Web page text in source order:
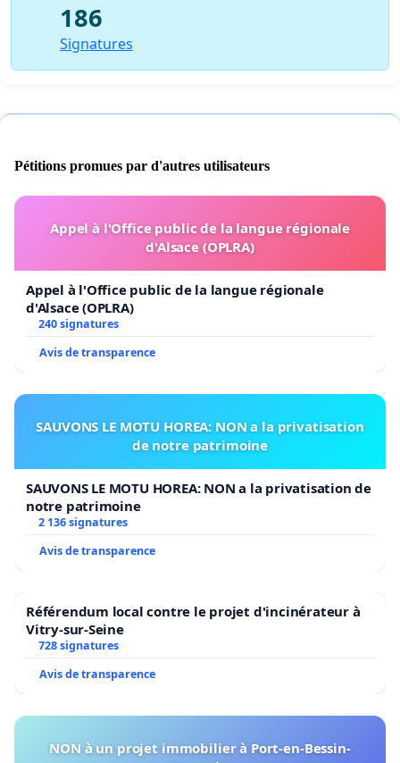
186
Signatures
Pétitions promues par d'autres utilisateurs
Appel à l'Office public de la langue régionale
d'Alsace (OPLRA)
Appel à l'Office public de la langue régionale
d'Alsace (OPLRA)
240 signatures
Avis de transparence
SAUVONS LE MOTU HOREA: NON a la privatisation
de notre patrimoine
SAUVONS LE MOTU HOREA: NON a la privatisation de
notre patrimoine
2 136 signatures
Avis de transparence
Référendum local contre le projet d'incinérateur à
Vitry-sur-Seine
728 signatures
Avis de transparence
NON à un projet immobilier à Port-en-Bessin-